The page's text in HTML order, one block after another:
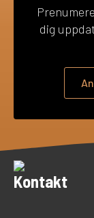
dig
Kontakt